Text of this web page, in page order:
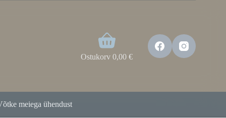
Ostukorv 0,00 €
meiega ühendust